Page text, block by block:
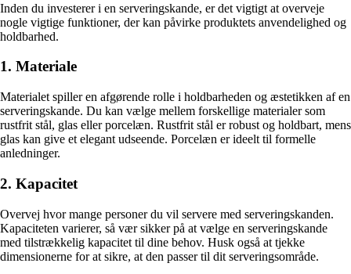
Inden du investerer i en serveringskande, er det vigtigt at overveje
nogle vigtige funktioner, der kan påvirke produktets anvendelighed og
holdbarhed.
1. Materiale
Materialet spiller en afgørende rolle i holdbarheden og æstetikken af en
serveringskande. Du kan vælge mellem forskellige materialer som
rustfrit stål, glas eller porcelæn. Rustfrit stål er robust og holdbart, mens
glas kan give et elegant udseende. Porcelæn er ideelt til formelle
anledninger.
2. Kapacitet
Overvej hvor mange personer du vil servere med serveringskanden.
Kapaciteten varierer, så vær sikker på at vælge en serveringskande
med tilstrækkelig kapacitet til dine behov. Husk også at tjekke
dimensionerne for at sikre, at den passer til dit serveringsområde.